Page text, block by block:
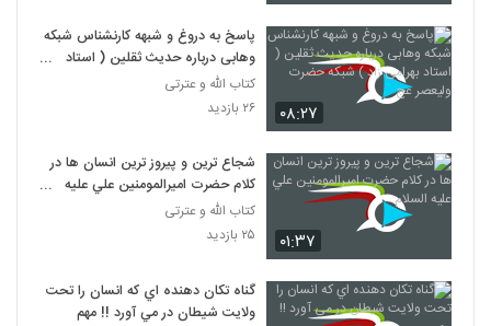
۰۸:۲۷
پاسخ به دروغ و شبهه کارنشناس شبکه
وهابی درباره حدیث ثقلین ( استاد
بهرامی زاد ) شبکه حضرت ولیعصر عج
کتاب الله و عترتی
۲۶ بازدید
۰۱:۳۷
شجاع ترين و پيروز ترين انسان ها در
کلام حضرت اميرالمومنين علي عليه
السلام
کتاب الله و عترتی
۲۵ بازدید
گناه تکان دهنده اي که انسان را تحت
ولايت شيطان در مي آورد !! مهم